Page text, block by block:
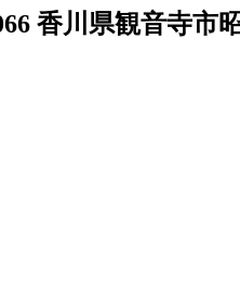
香川県観音寺市